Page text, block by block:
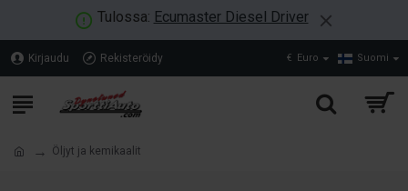
Tulossa: Ecumaster Diesel Driver
Kirjaudu Rekisteröidy € Euro Suomi
Öljyt ja kemikaalit